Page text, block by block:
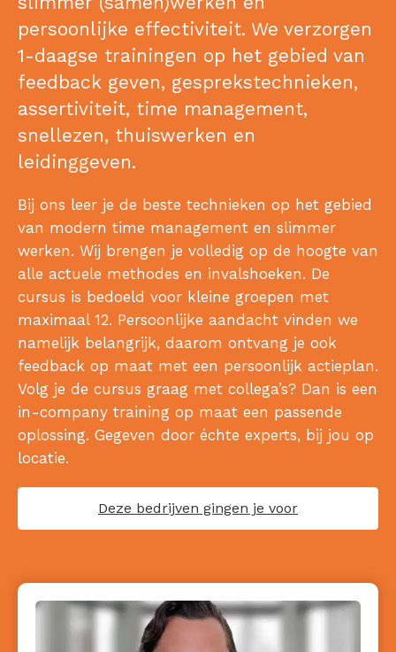
persoonlijke effectiviteit. We verzorgen
1-daagse trainingen op het gebied van
feedback geven, gesprekstechnieken,
assertiviteit, time management,
snellezen, thuiswerken en
leidinggeven.
Bij ons leer je de beste technieken op het gebied
van modern time management en slimmer
werken. Wij brengen je volledig op de hoogte van
alle actuele methodes en invalshoeken. De
cursus is bedoeld voor kleine groepen met
maximaal 12. Persoonlijke aandacht vinden we
namelijk belangrijk, daarom ontvang je ook
feedback op maat met een persoonlijk actieplan.
Volg je de cursus graag met collega’s? Dan is een
in-company training op maat een passende
oplossing. Gegeven door échte experts, bij jou op
locatie.
Deze bedrijven gingen je voor